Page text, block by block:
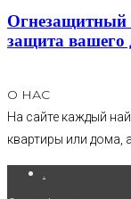
Огнезащитный
защита вашего
О НАС
На сайте каждый
квартиры или дома,